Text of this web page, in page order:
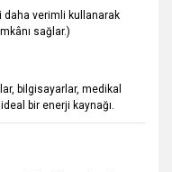
daha verimli kullanarak
sağlar.)
bilgisayarlar, medikal
bir enerji kaynağı.